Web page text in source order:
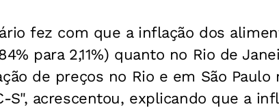
fez com que a inflação dos
para 2,11%) quanto no Rio de
de preços no Rio e em São Paulo
S", acrescentou, explicando que a